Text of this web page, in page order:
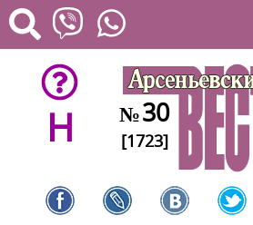
H №30
[1723]